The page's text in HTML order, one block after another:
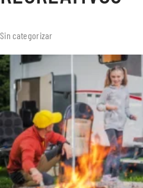
Sin categorizar